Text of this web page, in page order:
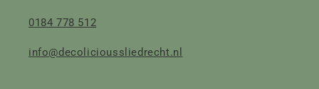
0184 778 512
info@decolicioussliedrecht.nl